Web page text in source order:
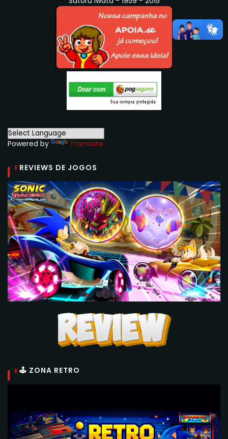
Powered by Translate
REVIEWS DE JOGOS
🕹 ZONA RETRO